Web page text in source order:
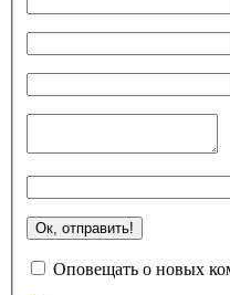
Оповещать о новых